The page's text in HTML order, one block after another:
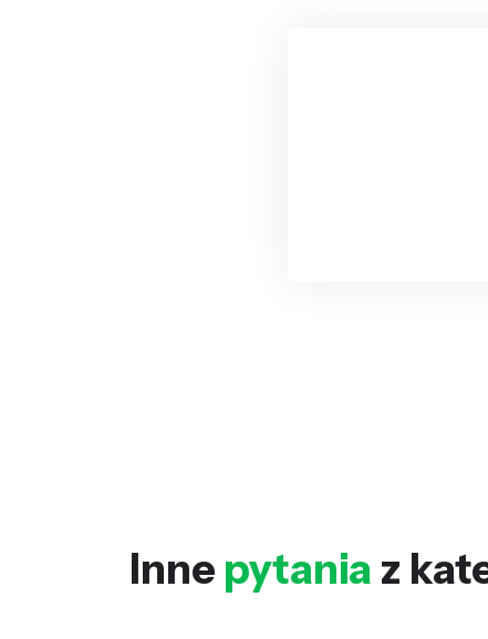
Inne pytania z